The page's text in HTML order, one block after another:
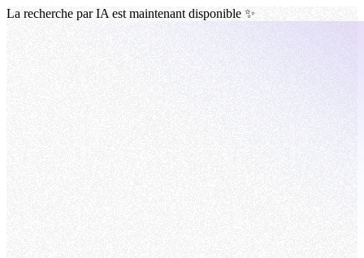
La recherche par IA est maintenant disponible ✨